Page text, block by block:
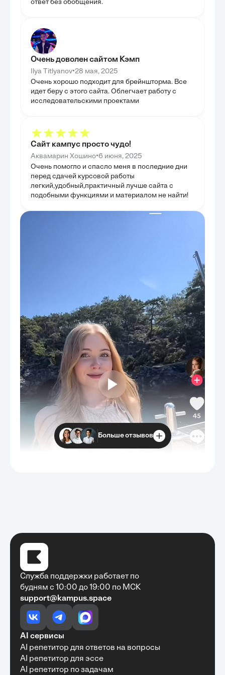
такта, а также очерчены перспективы
кульминацией исследования, переводя
теоретические изыскания в плоскость прикладных
решений и дальнейших научных разработок.
ответ без обобщения.
Очень доволен сайтом Кэмп
Ilya Titlyanov•28 мая, 2025
Очень хорошо подходит для брейншторма. Все
идет беру с этого сайта. Облегчает работу с
исследовательскими проектами
Сайт кампус просто чудо!
Аквамарин Хошино•6 июня, 2025
Очень помогло и спасло меня в последние дни
перед сдачей курсовой работы
легкий,удобный,практичный лучше сайта с
подобными функциями и материалом не найти!
Очень быстро, недорого, качественно,
доступно
Алексей Антонов•27 мая, 2025
Обучение с Кампус Хаб — очень экономит
полезной информации. Рекомендую ...
Больше отзывов
Служба поддержки работает по
будням с 10:00 до 19:00 по МСК
support@kampus.space
AI сервисы
AI репетитор для ответов на вопросы
AI репетитор для эссе
AI репетитор по задачам